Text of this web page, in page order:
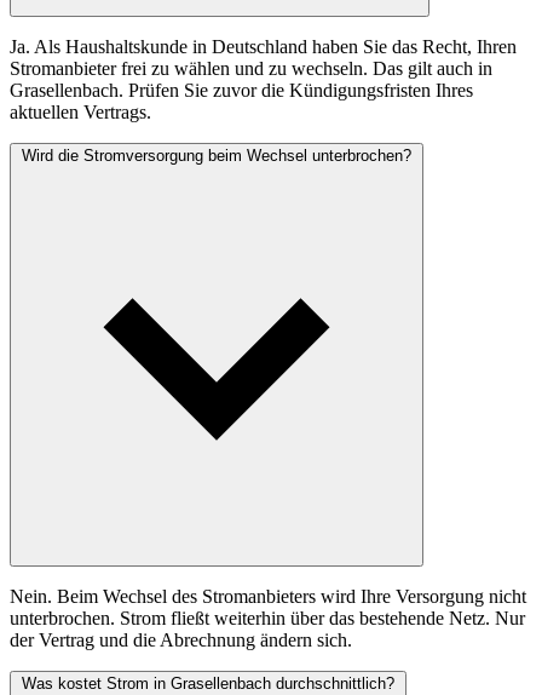
Ja. Als Haushaltskunde in Deutschland haben Sie das Recht, Ihren
Stromanbieter frei zu wählen und zu wechseln. Das gilt auch in
Grasellenbach. Prüfen Sie zuvor die Kündigungsfristen Ihres
aktuellen Vertrags.
Wird die Stromversorgung beim Wechsel unterbrochen?
Nein. Beim Wechsel des Stromanbieters wird Ihre Versorgung nicht
unterbrochen. Strom fließt weiterhin über das bestehende Netz. Nur
der Vertrag und die Abrechnung ändern sich.
Was kostet Strom in Grasellenbach durchschnittlich?